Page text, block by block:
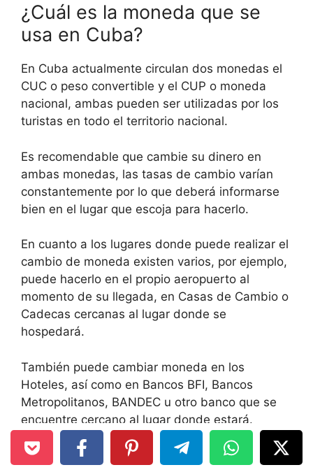
¿Cuál es la moneda que se
usa en Cuba?
En Cuba actualmente circulan dos monedas el
CUC o peso convertible y el CUP o moneda
nacional, ambas pueden ser utilizadas por los
turistas en todo el territorio nacional.
Es recomendable que cambie su dinero en
ambas monedas, las tasas de cambio varían
constantemente por lo que deberá informarse
bien en el lugar que escoja para hacerlo.
En cuanto a los lugares donde puede realizar el
cambio de moneda existen varios, por ejemplo,
puede hacerlo en el propio aeropuerto al
momento de su llegada, en Casas de Cambio o
Cadecas cercanas al lugar donde se
hospedará.
También puede cambiar moneda en los
Hoteles, así como en Bancos BFI, Bancos
Metropolitanos, BANDEC u otro banco que se
encuentre cercano al lugar donde estará.
Tenga en cuenta que la cola para cambiar la